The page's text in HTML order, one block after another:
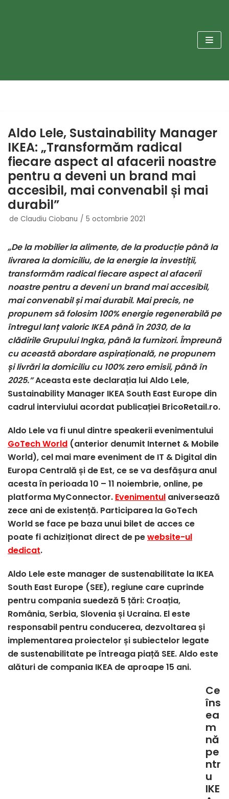
Aldo Lele, Sustainability Manager
IKEA: „Transformăm radical
fiecare aspect al afacerii noastre
pentru a deveni un brand mai
accesibil, mai convenabil și mai
durabil”
de Claudiu Ciobanu 5 octombrie 2021
„De la mobilier la alimente, de la producție până la
livrarea la domiciliu, de la energie la investiții,
transformăm radical fiecare aspect al afacerii
noastre pentru a deveni un brand mai accesibil,
mai convenabil și mai durabil. Mai precis, ne
propunem să folosim 100% energie regenerabilă pe
întregul lanț valoric IKEA până în 2030, de la
clădirile Grupului Ingka, până la furnizori. Împreună
cu această abordare aspirațională, ne propunem
și livrări la domiciliu cu 100% zero emisii, până în
2025.”Aceasta este declarația lui Aldo Lele,
Sustainability Manager IKEA South East Europe din
cadrul interviului acordat publicației BricoRetail.ro.
Aldo Lele va fi unul dintre speakerii evenimentului
GoTech World (anterior denumit Internet & Mobile
World), cel mai mare eveniment de IT & Digital din
Europa Centrală și de Est, ce se va desfășura anul
acesta în perioada 10 – 11 noiembrie, online, pe
platforma MyConnector. Evenimentul aniversează
zece ani de existență. Participarea la GoTech
World se face pe baza unui bilet de acces ce
poate fi achiziționat direct de pewebsite-ul
dedicat.
Aldo Lele este manager de sustenabilitate la IKEA
South East Europe (SEE), regiune care cuprinde
pentru compania suedeză 5 țări: Croația,
România, Serbia, Slovenia și Ucraina. El este
responsabil pentru conducerea, dezvoltarea și
implementarea proiectelor și subiectelor legate
de sustenabilitate pe întreaga piață SEE. Aldo este
alături de compania IKEA de aproape 15 ani.
Ce
îns
ea
m
nă
pe
ntr
u
IKE